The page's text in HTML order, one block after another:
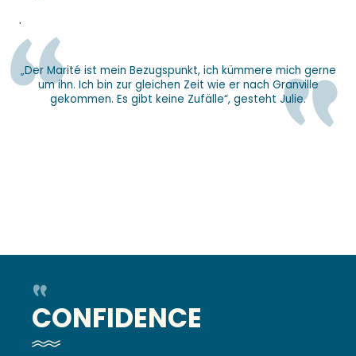
.
„Der Marité ist mein Bezugspunkt, ich kümmere mich gerne
um ihn. Ich bin zur gleichen Zeit wie er nach Granville
gekommen. Es gibt keine Zufälle“, gesteht Julie.
CONFIDENCE